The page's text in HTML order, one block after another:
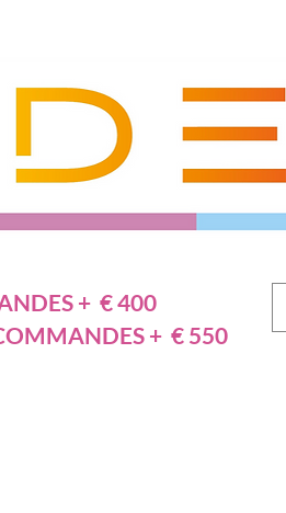
+ € 400
+ € 550